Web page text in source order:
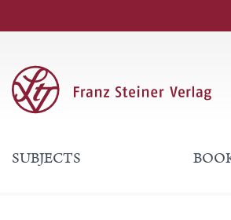
SUBJECTS